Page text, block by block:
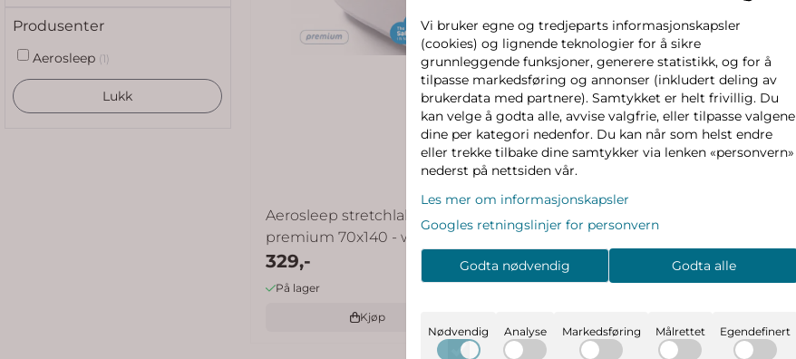
Produsenter
Aerosleep (1)
Lukk
Aerosleep stretchlaken
premium 70x140 - white
329,-
På lager
Kjøp
Vi bruker egne og tredjeparts informasjonskapsler
(cookies) og lignende teknologier for å sikre
grunnleggende funksjoner, generere statistikk, og for å
tilpasse markedsføring og annonser (inkludert deling av
brukerdata med partnere). Samtykket er helt frivillig. Du
kan velge å godta alle, avvise valgfrie, eller tilpasse valgene
dine per kategori nedenfor. Du kan når som helst endre
eller trekke tilbake dine samtykker via lenken «personvern»
nederst på nettsiden vår.
Les mer om informasjonskapsler
Googles retningslinjer for personvern
Godta nødvendig Godta alle
Nødvendig Analyse Markedsføring Målrettet Egendefinert